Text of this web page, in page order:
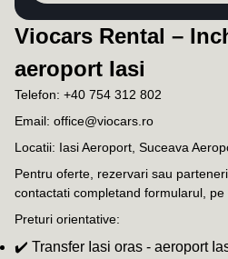
Viocars Rental –
aeroport Iasi
Telefon: +40 754 312 802
Email: office@viocars.ro
Locatii: Iasi Aeroport, Suceava
Pentru oferte, rezervari sau
contactati completand formularul, pe
Preturi orientative:
✔️ Transfer Iasi oras - aeroport